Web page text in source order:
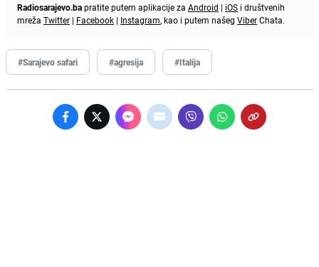
Radiosarajevo.bapratite putem aplikacije za Android | iOS i društvenih
mreža Twitter | Facebook | Instagram, kao i putem našeg ViberChata.
#Sarajevo safari #agresija #Italija